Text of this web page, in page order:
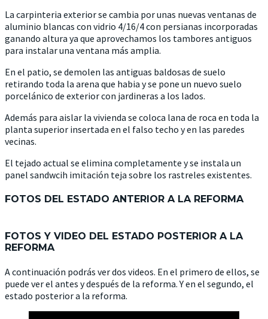
La carpinteria exterior se cambia por unas nuevas ventanas de
aluminio blancas con vidrio 4/16/4 con persianas incorporadas
ganando altura ya que aprovechamos los tambores antiguos
para instalar una ventana más amplia.
En el patio, se demolen las antiguas baldosas de suelo
retirando toda la arena que habia y se pone un nuevo suelo
porcelánico de exterior con jardineras a los lados.
Además para aislar la vivienda se coloca lana de roca en toda la
planta superior insertada en el falso techo y en las paredes
vecinas.
El tejado actual se elimina completamente y se instala un
panel sandwcih imitación teja sobre los rastreles existentes.
FOTOS DEL ESTADO ANTERIOR A LA REFORMA
FOTOS Y VIDEO DEL ESTADO POSTERIOR A LA
REFORMA
A continuación podrás ver dos videos. En el primero de ellos, se
puede ver el antes y después de la reforma. Y en el segundo, el
estado posterior a la reforma.